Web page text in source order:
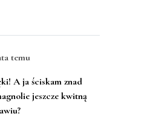
temu
A ja ściskam znad
jeszcze kwitną